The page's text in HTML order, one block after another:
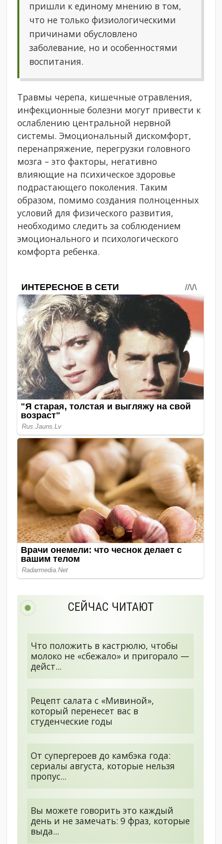
пришли к единому мнению в том,
что не только физиологическими
причинами обусловлено
заболевание, но и особенностями
воспитания.
Травмы черепа, кишечные отравления,
инфекционные болезни могут привести к
ослаблению центральной нервной
системы. Эмоциональный дискомфорт,
перенапряжение, перегрузки головного
мозга – это факторы, негативно
влияющие на психическое здоровье
подрастающего поколения. Таким
образом, помимо создания полноценных
условий для физического развития,
необходимо следить за соблюдением
эмоционального и психологического
комфорта ребенка.
СЕЙЧАС ЧИТАЮТ
Что положить в кастрюлю, чтобы
молоко не «сбежало» и пригорало —
дейст...
Рецепт салата с «Мивиной»,
который перенесет вас в
студенческие годы
От супергероев до камбэка года:
сериалы августа, которые нельзя
пропус...
Вы можете говорить это каждый
день и не замечать: 9 фраз, которые
выда...